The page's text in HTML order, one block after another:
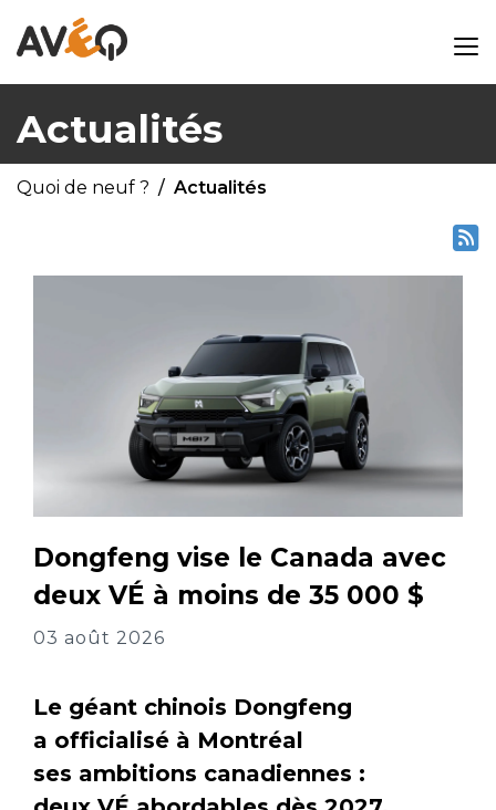
Actualités
Quoi de neuf ? Actualités
Dongfeng vise le Canada avec
deux VÉ à moins de 35 000 $
03 août 2026
Le géant chinois Dongfeng
a officialisé à Montréal
ses ambitions canadiennes :